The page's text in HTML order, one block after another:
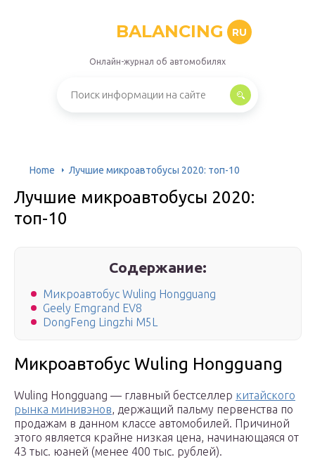
BALANCING RU
Онлайн-журнал об автомобилях
Home Лучшие микроавтобусы 2020: топ-10
Лучшие микроавтобусы 2020:
топ-10
Содержание:
Микроавтобус Wuling Hongguang
Geely Emgrand EV8
DongFeng Lingzhi M5L
Микроавтобус Wuling Hongguang
Wuling Hongguang — главный бестселлер китайского
рынка минивэнов, держащий пальму первенства по
продажам в данном классе автомобилей. Причиной
этого является крайне низкая цена, начинающаяся от
43 тыс. юаней (менее 400 тыс. рублей).